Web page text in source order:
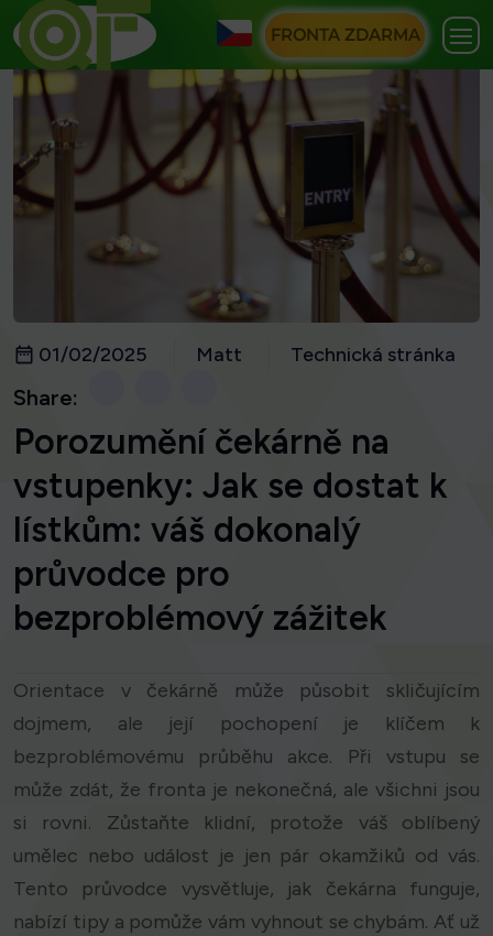
FRONTA ZDARMA
01/02/2025 Matt Technická stránka
Share:
Porozumění čekárně na
vstupenky: Jak se dostat k
lístkům: váš dokonalý
průvodce pro
bezproblémový zážitek
Orientace v čekárně může působit skličujícím
dojmem, ale její pochopení je klíčem k
bezproblémovému průběhu akce. Při vstupu se
může zdát, že fronta je nekonečná, ale všichni jsou
si rovni. Zůstaňte klidní, protože váš oblíbený
umělec nebo událost je jen pár okamžiků od vás.
Tento průvodce vysvětluje, jak čekárna funguje,
nabízí tipy a pomůže vám vyhnout se chybám. Ať už